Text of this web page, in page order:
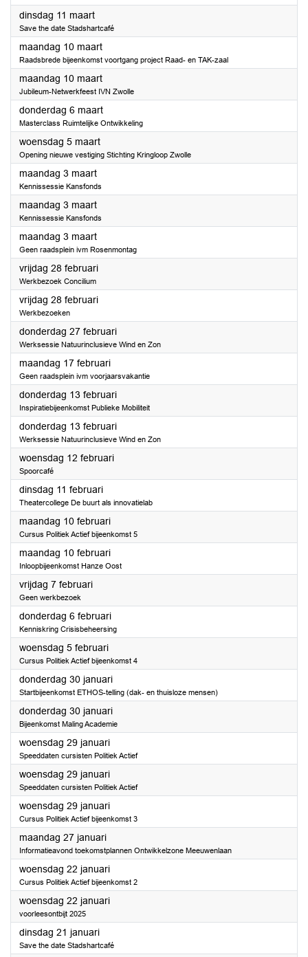
dinsdag 11 maart2025
Save the date Stadshartcafé
maandag 10 maart2025
Raadsbrede bijeenkomst voortgang project Raad- en TAK-zaal
maandag 10 maart2025
Jubileum-Netwerkfeest IVN Zwolle
donderdag 6 maart2025
Masterclass Ruimtelijke Ontwikkeling
woensdag 5 maart2025
Opening nieuwe vestiging Stichting Kringloop Zwolle
maandag 3 maart2025
Kennissessie Kansfonds
maandag 3 maart2025
Kennissessie Kansfonds
maandag 3 maart2025
Geen raadsplein ivm Rosenmontag
vrijdag 28 februari2025
Werkbezoek Concilium
vrijdag 28 februari2025
Werkbezoeken
donderdag 27 februari2025
Werksessie Natuurinclusieve Wind en Zon
maandag 17 februari2025
Geen raadsplein ivm voorjaarsvakantie
donderdag 13 februari2025
Inspiratiebijeenkomst Publieke Mobiliteit
donderdag 13 februari2025
Werksessie Natuurinclusieve Wind en Zon
woensdag 12 februari2025
Spoorcafé
dinsdag 11 februari2025
Theatercollege De buurt als innovatielab
maandag 10 februari2025
Cursus Politiek Actief bijeenkomst 5
maandag 10 februari2025
Inloopbijeenkomst Hanze Oost
vrijdag 7 februari2025
Geen werkbezoek
donderdag 6 februari2025
Kenniskring Crisisbeheersing
woensdag 5 februari2025
Cursus Politiek Actief bijeenkomst 4
donderdag 30 januari2025
Startbijeenkomst ETHOS-telling (dak- en thuisloze mensen)
donderdag 30 januari2025
Bijeenkomst Maling Academie
woensdag 29 januari2025
Speeddaten cursisten Politiek Actief
woensdag 29 januari2025
Speeddaten cursisten Politiek Actief
woensdag 29 januari2025
Cursus Politiek Actief bijeenkomst 3
maandag 27 januari2025
Informatieavond toekomstplannen Ontwikkelzone Meeuwenlaan
woensdag 22 januari2025
Cursus Politiek Actief bijeenkomst 2
woensdag 22 januari2025
voorleesontbijt 2025
dinsdag 21 januari2025
Save the date Stadshartcafé